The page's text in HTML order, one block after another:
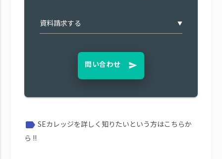
▼
問い合わせ send
label SEカレッジを詳しく知りたいという方はこちらか
ら !!